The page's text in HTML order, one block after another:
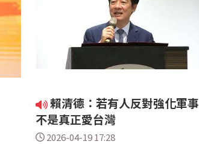
賴清德：若有人反對強化軍事
不是真正愛台灣
2026-04-19 17:28